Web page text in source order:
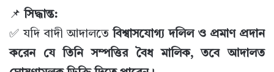
📌 সিদ্ধান্ত:
✅ যদি বাদী আদালতে বিশ্বাসযোগ্য দলিল ও প্রমাণ প্রদান
করেন যে তিনি সম্পত্তির বৈধ মালিক, তবে আদালত